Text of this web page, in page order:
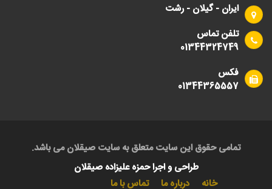
ایران - گیلان - رشت
تلفن تماس
01344324749
فکس
01344365557
تمامی حقوق این سایت متعلق به سایت صیقلان می باشد.
طراحی و اجرا حمزه علیزاده صیقلان
خانه
درباره ما تماس با ما